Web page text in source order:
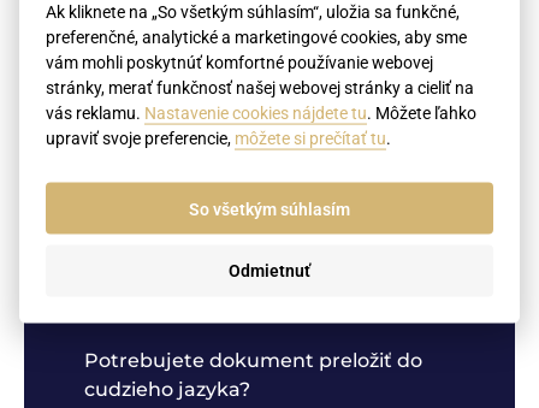
Iné (popíšte nižšie)
Pôvod dokumentu - krajina vydania
Srbsko
Iné
Cieľová krajina - krajina, v ktorej
chcete dokument použiť
Potrebujete dokument preložiť do
cudzieho jazyka?
Ak kliknete na „So všetkým súhlasím“, uložia sa funkčné,
preferenčné, analytické a marketingové cookies, aby sme
vám mohli poskytnúť komfortné používanie webovej
stránky, merať funkčnosť našej webovej stránky a cieliť na
vás reklamu. Nastavenie cookies nájdete tu. Môžete ľahko
upraviť svoje preferencie, môžete si prečítať tu.
So všetkým súhlasím
Odmietnuť